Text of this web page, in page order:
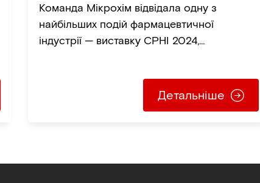
Команда Мікрохім відвідала одну з
найбільших подій фармацевтичної
індустрії — виставку CPHI 2024,...
Детальніше